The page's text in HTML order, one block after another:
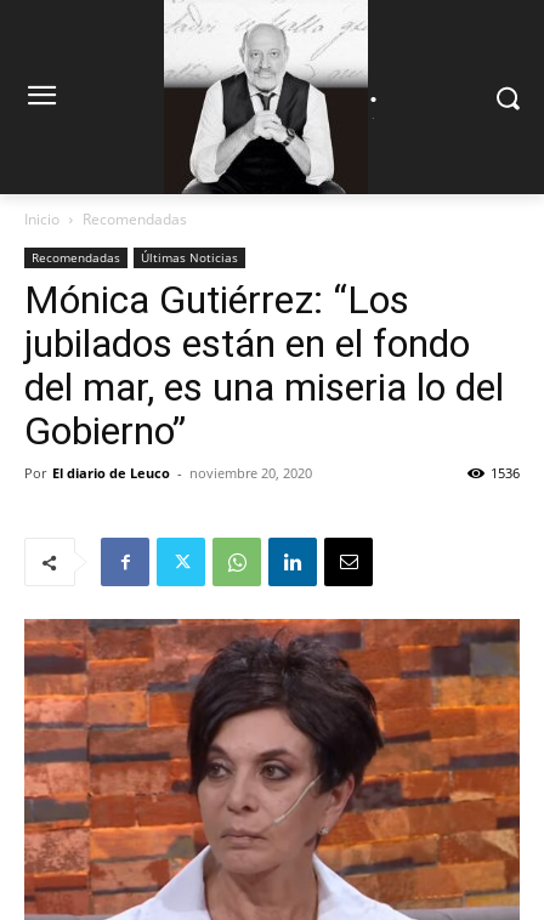
.
Inicio Recomendadas
Recomendadas Últimas Noticias
Mónica Gutiérrez: “Los
jubilados están en el fondo
del mar, es una miseria lo del
Gobierno”
Por El diario de Leuco - noviembre 20, 2020 1536